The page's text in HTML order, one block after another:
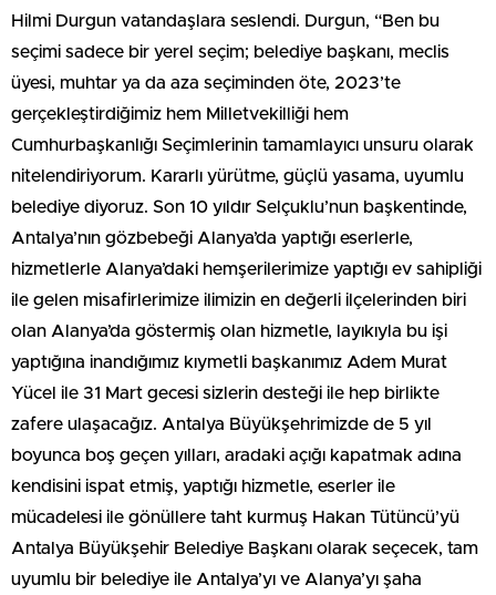
Hilmi Durgun vatandaşlara seslendi. Durgun, “Ben bu
seçimi sadece bir yerel seçim; belediye başkanı, meclis
üyesi, muhtar ya da aza seçiminden öte, 2023’te
gerçekleştirdiğimiz hem Milletvekilliği hem
Cumhurbaşkanlığı Seçimlerinin tamamlayıcı unsuru olarak
nitelendiriyorum. Kararlı yürütme, güçlü yasama, uyumlu
belediye diyoruz. Son 10 yıldır Selçuklu’nun başkentinde,
Antalya’nın gözbebeği Alanya’da yaptığı eserlerle,
hizmetlerle Alanya’daki hemşerilerimize yaptığı ev sahipliği
ile gelen misafirlerimize ilimizin en değerli ilçelerinden biri
olan Alanya’da göstermiş olan hizmetle, layıkıyla bu işi
yaptığına inandığımız kıymetli başkanımız Adem Murat
Yücel ile 31 Mart gecesi sizlerin desteği ile hep birlikte
zafere ulaşacağız. Antalya Büyükşehrimizde de 5 yıl
boyunca boş geçen yılları, aradaki açığı kapatmak adına
kendisini ispat etmiş, yaptığı hizmetle, eserler ile
mücadelesi ile gönüllere taht kurmuş Hakan Tütüncü’yü
Antalya Büyükşehir Belediye Başkanı olarak seçecek, tam
uyumlu bir belediye ile Antalya’yı ve Alanya’yı şaha